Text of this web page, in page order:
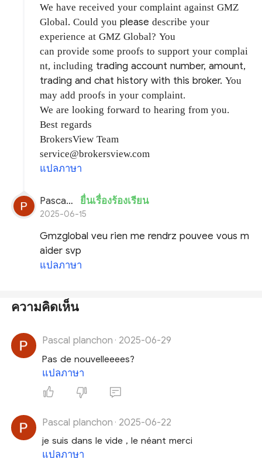
We have received your complaint againstGMZ
Global.Could youpleasedescribe your
experience at GMZ Global? You
can provide some proofs to support your complai
nt, including trading account number, amount,
trading and chat history with this broker.You
may add proofs in your complaint.
We are looking forward to hearing from you.
Best regards
BrokersView Team
service@brokersview.com
แปลภาษา
Pascal planchon ยื่นเรื่องร้องเรียน
2025-06-15
Gmzglobal veu rien me rendrz pouvee vous m
aider svp
แปลภาษา
ความคิดเห็น
Pascal planchon · 2025-06-29
Pas de nouvelleeees?
แปลภาษา
Pascal planchon · 2025-06-22
je suis dans le vide , le néant merci
แปลภาษา